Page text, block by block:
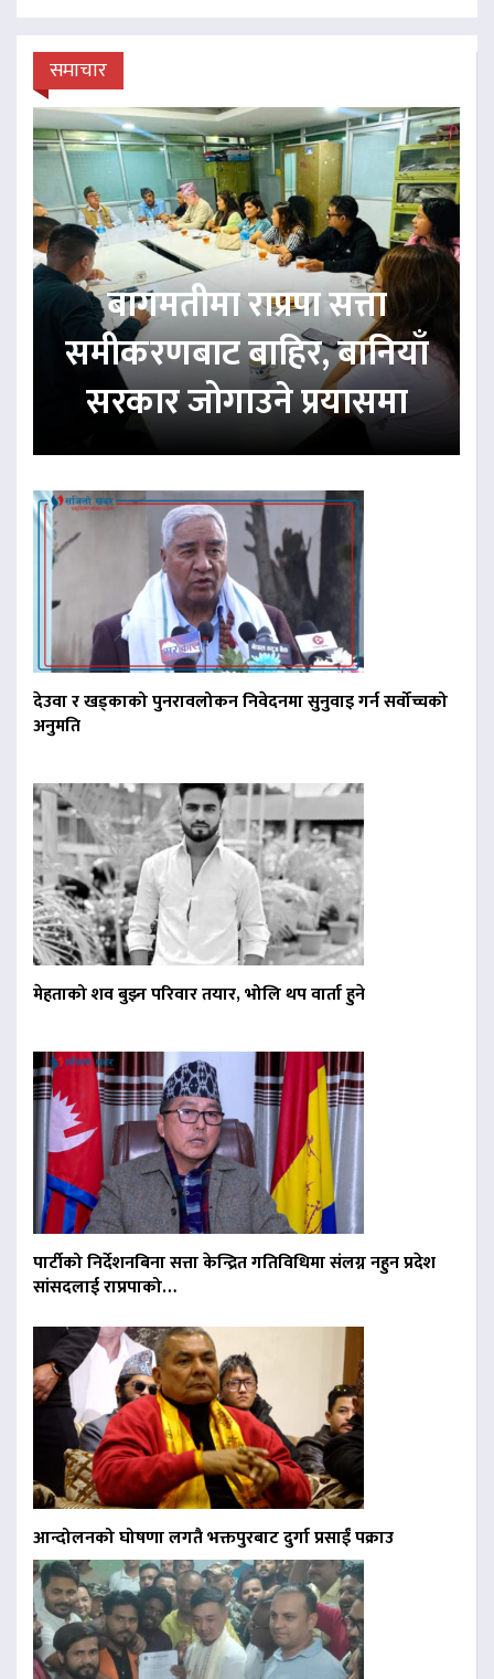
समाचार
बागमतीमा राप्रपा सत्ता
समीकरणबाट बाहिर, बानियाँ
सरकार जोगाउने प्रयासमा
देउवा र खड्काको पुनरावलोकन निवेदनमा सुनुवाइ गर्न सर्वोच्चको
अनुमति
मेहताको शव बुझ्न परिवार तयार, भोलि थप वार्ता हुने
पार्टीको निर्देशनबिना सत्ता केन्द्रित गतिविधिमा संलग्न नहुन प्रदेश
सांसदलाई राप्रपाको…
आन्दोलनको घोषणा लगतै भक्तपुरबाट दुर्गा प्रसाईं पक्राउ